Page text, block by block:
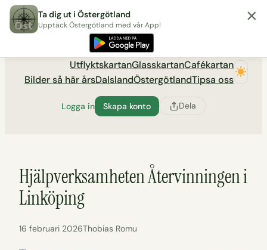
Hoppa
till
Utflyktsportalen tadigut.nu
UtflyktskartanGlasskartanCafékartan
Bilder så här årsDalslandÖstergötlandTipsa oss
Logga in Skapa konto Dela
Hjälpverksamheten Återvinningen i
Linköping
16 februari 2026Thobias Romu
Ta dig ut i Östergötland
Upptäck Östergötland med vår App! ×